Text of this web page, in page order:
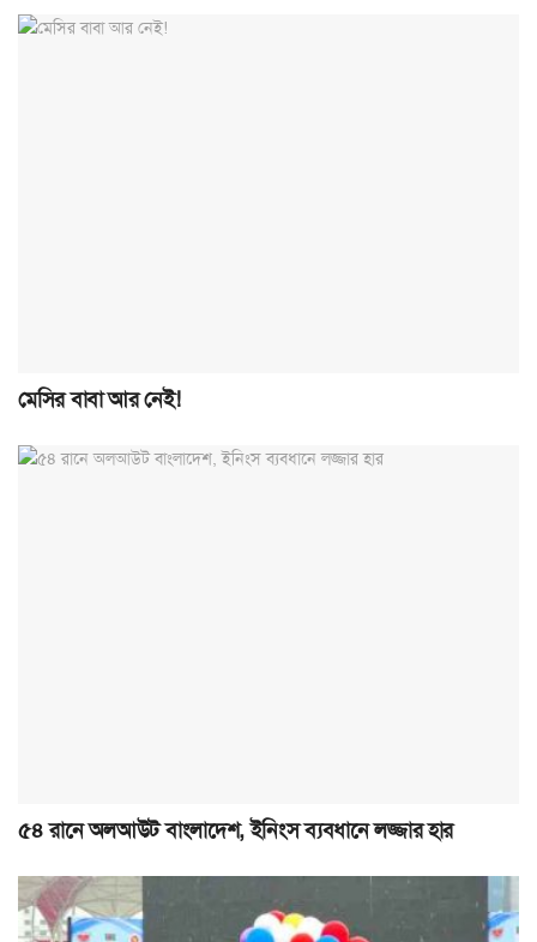
মেসির বাবা আর নেই!
৫৪ রানে অলআউট বাংলাদেশ, ইনিংস ব্যবধানে লজ্জার হার